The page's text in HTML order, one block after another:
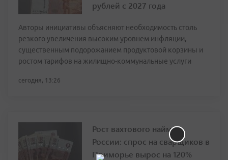
рублей с 2027 года
Авторы инициативы объясняют необходимость столь
резкого увеличения высоким уровнем инфляции,
существенным подорожанием продуктовой корзины и
ростом тарифов на жилищно-коммунальные услуги
сегодня, 13:26
Рост вахтового найма в
России: спрос на сварщиков в
Приморье вырос на 120%